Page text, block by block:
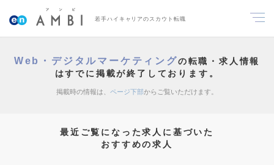
若手ハイキャリアのスカウト転職
Web・デジタルマーケティングの転職・求人情報
はすでに掲載が終了しております。
掲載時の情報は、 ページ下部からご覧いただけます。
最近ご覧になった求人に基づいた
おすすめの求人